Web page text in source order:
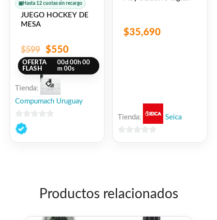
▣ Hasta 12 cuotas sin recargo
JUEGO HOCKEY DE
MESA
$599 $550
OFERTA
FLASH
00d 00h 00
m 00s
Tienda:
Compumach Uruguay
0
de
$35,690
Tienda: Seica
Productos relacionados